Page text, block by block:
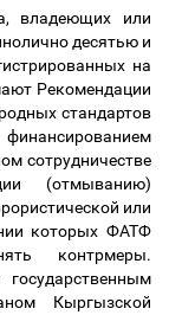
владеющих или
десятью и
на
Рекомендации
стандартов
сотрудничестве
(отмыванию)
или
которых ФАТФ
контрмеры.
государственным
Кыргызской